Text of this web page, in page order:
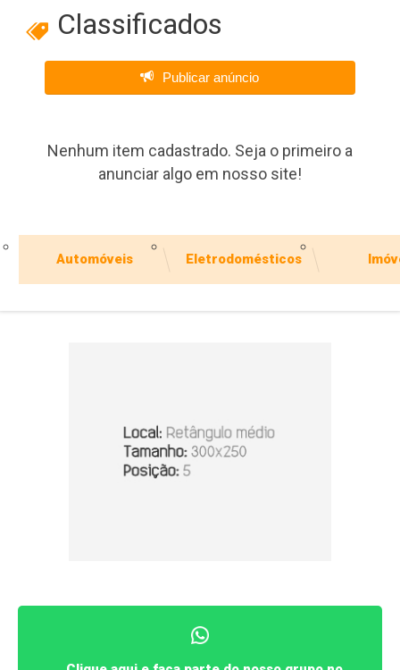
Classificados
Publicar anúncio
Nenhum item cadastrado. Seja o primeiro a
anunciar algo em nosso site!
Automóveis Eletrodomésticos